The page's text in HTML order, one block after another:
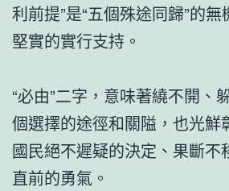
利前提”是“五個殊途同歸”的
堅實的實行支持。
“必由”二字，意味著繞不開、
個選擇的途徑和關隘，也光鮮
國民絕不遲疑的決定、果斷不
直前的勇氣。